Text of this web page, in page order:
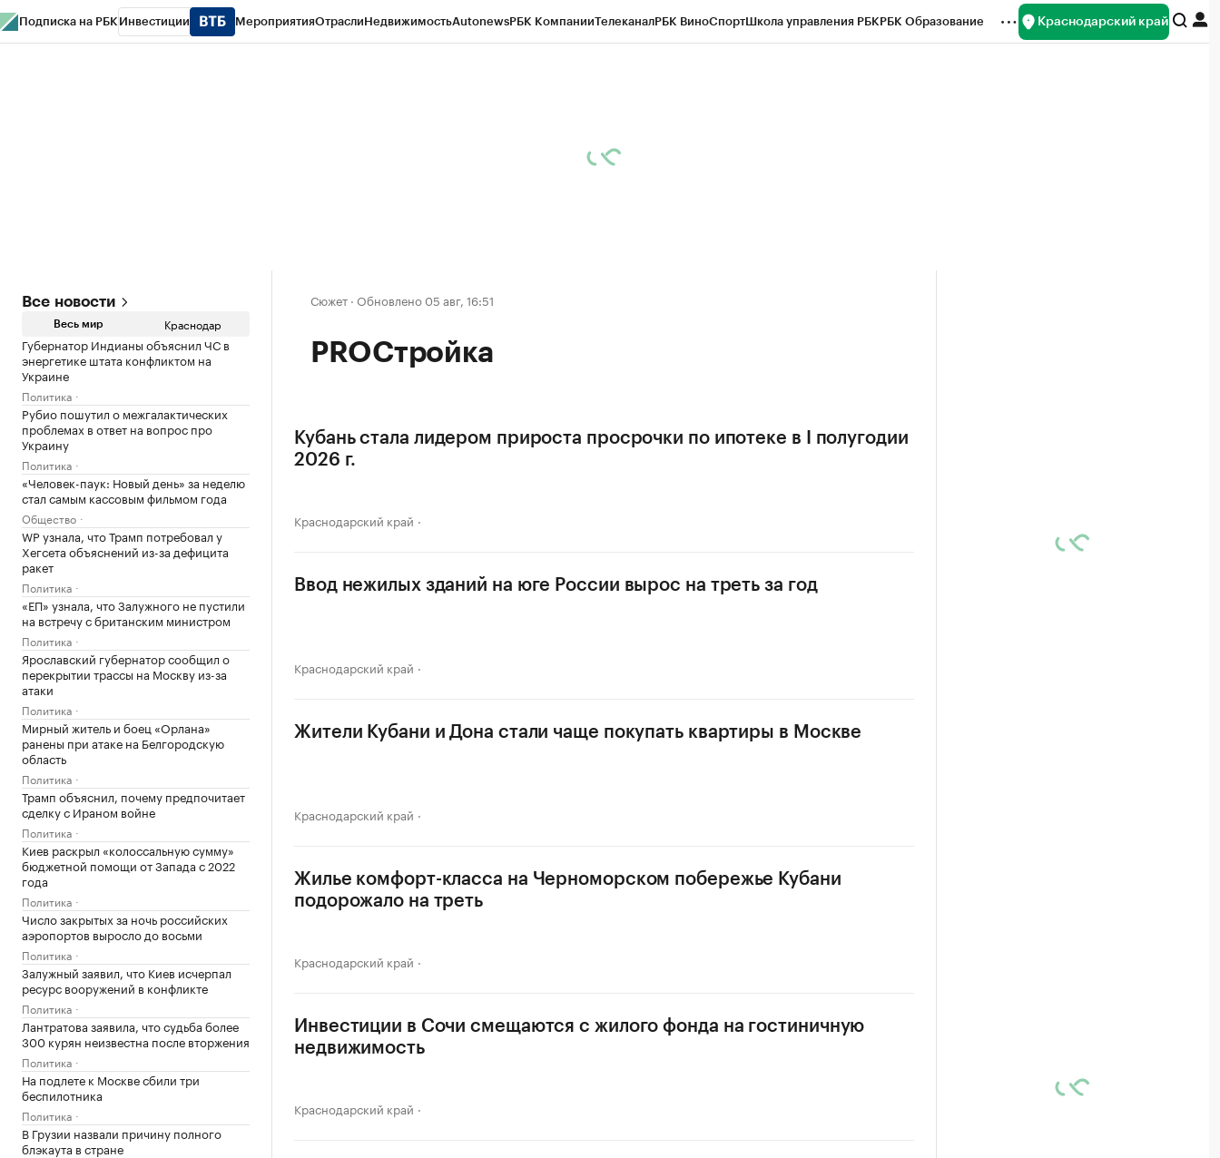
Подписка на РБК Инвестиции МероприятияОтраслиНедвижимостьAutonewsРБК КомпанииТелеканалРБК ВиноСпортШкола управления РБКРБК Образование Краснодарский край
Все новости
Весь мир Краснодар
Губернатор Индианы объяснил ЧС в
энергетике штата конфликтом на
Украине
Политика
Рубио пошутил о межгалактических
проблемах в ответ на вопрос про
Украину
Политика
«Человек-паук: Новый день» за неделю
стал самым кассовым фильмом года
Общество
WP узнала, что Трамп потребовал у
Хегсета объяснений из-за дефицита
ракет
Политика
«ЕП» узнала, что Залужного не пустили
на встречу с британским министром
Политика
Ярославский губернатор сообщил о
перекрытии трассы на Москву из-за
атаки
Политика
Мирный житель и боец «Орлана»
ранены при атаке на Белгородскую
область
Политика
Трамп объяснил, почему предпочитает
сделку с Ираном войне
Политика
Киев раскрыл «колоссальную сумму»
бюджетной помощи от Запада с 2022
года
Политика
Число закрытых за ночь российских
аэропортов выросло до восьми
Политика
Залужный заявил, что Киев исчерпал
ресурс вооружений в конфликте
Политика
Лантратова заявила, что судьба более
300 курян неизвестна после вторжения
Политика
На подлете к Москве сбили три
беспилотника
Политика
В Грузии назвали причину полного
блэкаута в стране
Сюжет · Обновлено 05 авг, 16:51
PROСтройка
Кубань стала лидером прироста просрочки по ипотеке в I полугодии
2026 г.
Краснодарский край
Ввод нежилых зданий на юге России вырос на треть за год
Краснодарский край
Жители Кубани и Дона стали чаще покупать квартиры в Москве
Краснодарский край
Жилье комфорт-класса на Черноморском побережье Кубани
подорожало на треть
Краснодарский край
Инвестиции в Сочи смещаются с жилого фонда на гостиничную
недвижимость
Краснодарский край